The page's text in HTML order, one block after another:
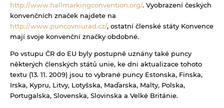
http://www.hallmarkingconvention.org/. Vyobrazení českých
konvenčních značek najdete na
http://www.puncovniurad.cz/, ostatní členské státy Konvence
mají svoje konvenční značky obdobné.
Po vstupu ČR do EU byly postupně uznány také puncy
některých členských států unie, ke dni aktualizace tohoto
textu (13. 11. 2009) jsou to vybrané puncy Estonska, Finska,
Irska, Kypru, Litvy, Lotyšska, Maďarska, Malty, Polska,
Portugalska, Slovenska, Slovinska a Velké Británie.